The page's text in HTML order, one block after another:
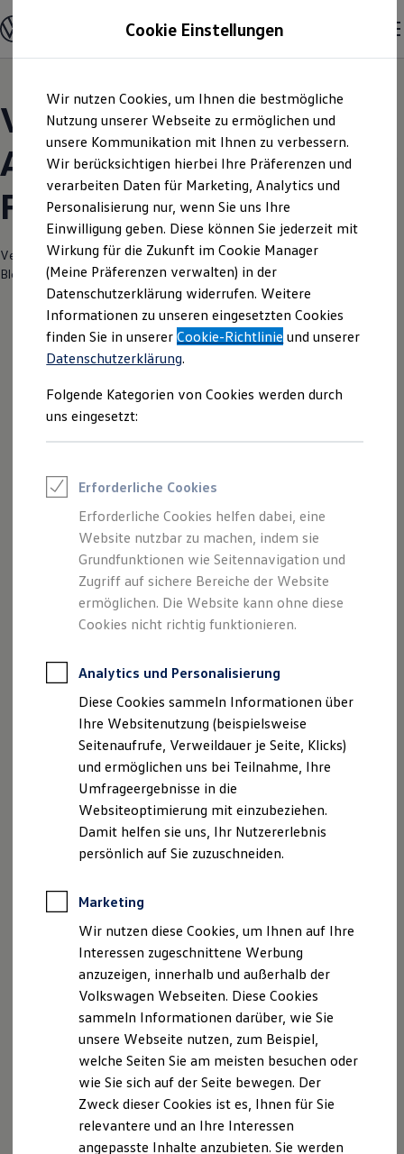
Hauptinhalt
springen
Footer
springen
Modelle und Konfigurator
Konfigurator
Modelle vergleichen
Elektroautos
ENERGY Sondermodelle
Nutzfahrzeuge
SUV und CUV
Familienautos
Kombis
Kompaktwagen
Sportwagen
Schnell verfügbare Fahrzeuge
Angebote und Produkte
Aktuelle Angebote
E-Auto-Förderung
Volkswagen Marktplatz
Die ENERGY Sondermodelle
Junge Gebrauchtwagen und Gebrauchtwagen
Volkswagen Zertifizierte Gebrauchtwagen
Elektromobilität bei Gebrauchtwagen
Saisonangebote
Reifenpakete
Leasing
Leasing-Angebote
Elektroauto Leasing
Kleinwagen-Leasing
Leasing ohne Anzahlung
Finanzierung
Autokredit mit Schlussrate
Versicherungen und Garantien
Kfz-Versicherung
Restschuldversicherungen
Garantien
Professional Class bei Volkswagen
Behörden
Direktkunden
Sonderfahrzeuge
Anpfiff zum Gewinn
Elektromobilität
Elektroautos
ID. Tutorials
Elektrofahrzeugkonzepte
ID. EVERY1
Reichweite
Rekuperation
Laden unterwegs
Laden Zuhause
Ladestationen finden
Ladezeitensimulator
Batterie
Sicherheit
Nachhaltigkeit
Technologie
Kosten und Kauf
Kaufoptionen
E-Auto-Förderung
Software und Konnektivität
Volkswagen Modelle |
Autohaus Oskar Bleicher
Friedrichshafen
Verantwortlich für die Inhalte auf dieser Seite ist die Autohaus Oskar
Bleicher GmbH & Co. KG(Impressum & Rechtliches)
Der Polo
Kompakt, wendig und voller Möglichkeiten.
Entdecken Sie den Polo.
Der neue ID.3 Neo
So geht neu. Klar im Design. Stark im Alltag.
Entdecken Sie jetzt den neuen ID.3 Neo!
Mehr zum ID.3 Neo erfahren
Cookie Einstellungen
Wir nutzen Cookies, um Ihnen die bestmögliche
Nutzung unserer Webseite zu ermöglichen und
unsere Kommunikation mit Ihnen zu verbessern.
Wir berücksichtigen hierbei Ihre Präferenzen und
verarbeiten Daten für Marketing, Analytics und
Personalisierung nur, wenn Sie uns Ihre
Einwilligung geben. Diese können Sie jederzeit mit
Wirkung für die Zukunft im Cookie Manager
(Meine Präferenzen verwalten) in der
Datenschutzerklärung widerrufen. Weitere
Informationen zu unseren eingesetzten Cookies
finden Sie in unsererCookie-Richtlinie und unserer
Datenschutzerklärung.
Folgende Kategorien von Cookies werden durch
uns eingesetzt:
Erforderliche Cookies
Erforderliche Cookies helfen dabei, eine
Website nutzbar zu machen, indem sie
Grundfunktionen wie Seitennavigation und
Zugriff auf sichere Bereiche der Website
ermöglichen. Die Website kann ohne diese
Cookies nicht richtig funktionieren.
Analytics und Personalisierung
Diese Cookies sammeln Informationen über
Ihre Websitenutzung (beispielsweise
Seitenaufrufe, Verweildauer je Seite, Klicks)
und ermöglichen uns bei Teilnahme, Ihre
Umfrageergebnisse in die
Websiteoptimierung mit einzubeziehen.
Damit helfen sie uns, Ihr Nutzererlebnis
persönlich auf Sie zuzuschneiden.
Marketing
Wir nutzen diese Cookies, um Ihnen auf Ihre
Interessen zugeschnittene Werbung
anzuzeigen, innerhalb und außerhalb der
Volkswagen Webseiten. Diese Cookies
sammeln Informationen darüber, wie Sie
unsere Webseite nutzen, zum Beispiel,
welche Seiten Sie am meisten besuchen oder
wie Sie sich auf der Seite bewegen. Der
Zweck dieser Cookies ist es, Ihnen für Sie
relevantere und an Ihre Interessen
angepasste Inhalte anzubieten. Sie werden